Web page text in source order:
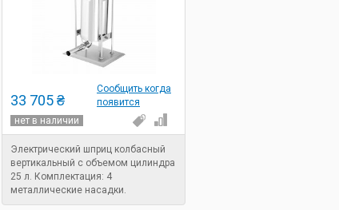
Сообщить когда
появится
33 705 ₴
нет в наличии
Электрический шприц колбасный
вертикальный с объемом цилиндра
25 л. Комплектация: 4
металлические насадки.
Напряжение: 220 В. Мощность: 0,35